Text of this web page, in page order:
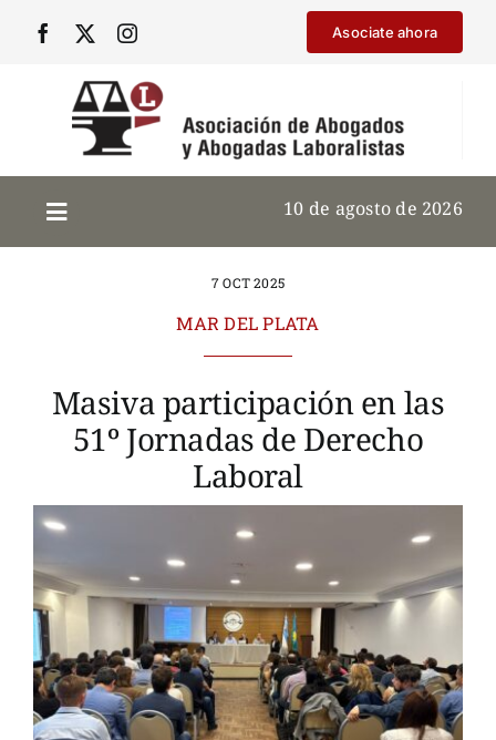
Asociate ahora
10 de agosto de 2026
7 OCT 2025
MAR DEL PLATA
Masiva participación en las
51º Jornadas de Derecho
Laboral